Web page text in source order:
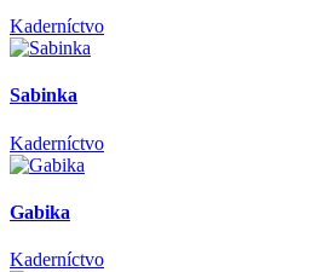
Kaderníctvo
Sabinka
Kaderníctvo
Gabika
Kaderníctvo